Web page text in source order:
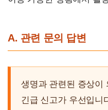
A. 관련 문의 답변
생명과 관련된 증상이
긴급 신고가 우선입니